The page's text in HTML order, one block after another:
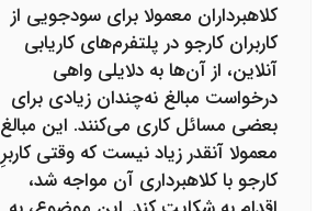
کلاهبرداران معمولا برای سودجویی از
کاربران کارجو در پلتفرم‌های کاریابی
آنلاین، از آن‌ها به دلایلی واهی
درخواست مبالغ نه‌چندان زیادی برای
بعضی مسائل کاری می‌کنند. این مبالغ
معمولا آنقدر زیاد نیست که وقتی کاربرِ
کارجو با کلاهبرداری آن مواجه شد،